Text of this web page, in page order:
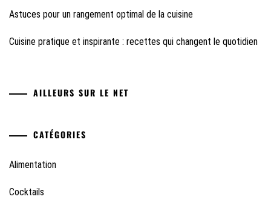
Astuces pour un rangement optimal de la cuisine
Cuisine pratique et inspirante : recettes qui changent le quotidien
AILLEURS SUR LE NET
CATÉGORIES
Alimentation
Cocktails